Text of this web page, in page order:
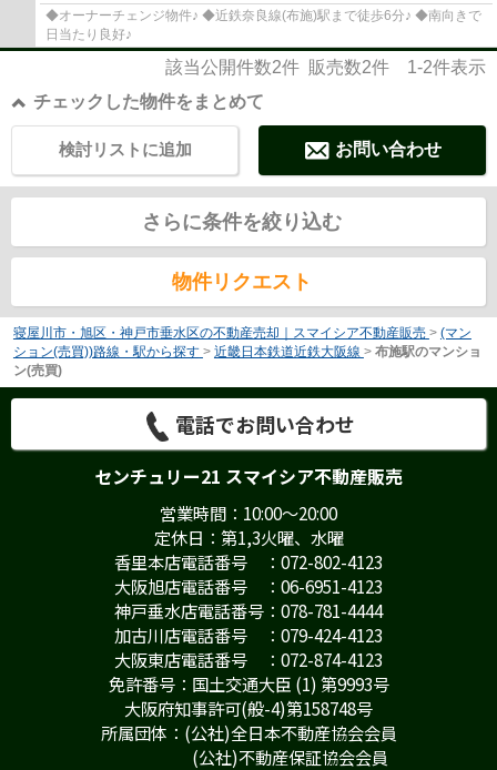
◆オーナーチェンジ物件♪ ◆近鉄奈良線(布施)駅まで徒歩6分♪ ◆南向きで
日当たり良好♪
該当公開件数2件 販売数2件 1-2件表示
チェックした物件をまとめて
お問い合わせ
検討リストに追加
さらに条件を絞り込む
物件リクエスト
寝屋川市・旭区・神戸市垂水区の不動産売却｜スマイシア不動産販売 > (マン
ション(売買))路線・駅から探す > 近畿日本鉄道近鉄大阪線 > 布施駅のマンショ
ン(売買)
電話でお問い合わせ
センチュリー21 スマイシア不動産販売
営業時間：10:00～20:00
定休日：第1,3火曜、水曜
香里本店電話番号 ：072-802-4123
大阪旭店電話番号 ：06-6951-4123
神戸垂水店電話番号：078-781-4444
加古川店電話番号 ：079-424-4123
大阪東店電話番号 ：072-874-4123
免許番号：国土交通大臣 (1) 第9993号
大阪府知事許可(般-4)第158748号
所属団体：(公社)全日本不動産協会会員
(公社)不動産保証協会会員